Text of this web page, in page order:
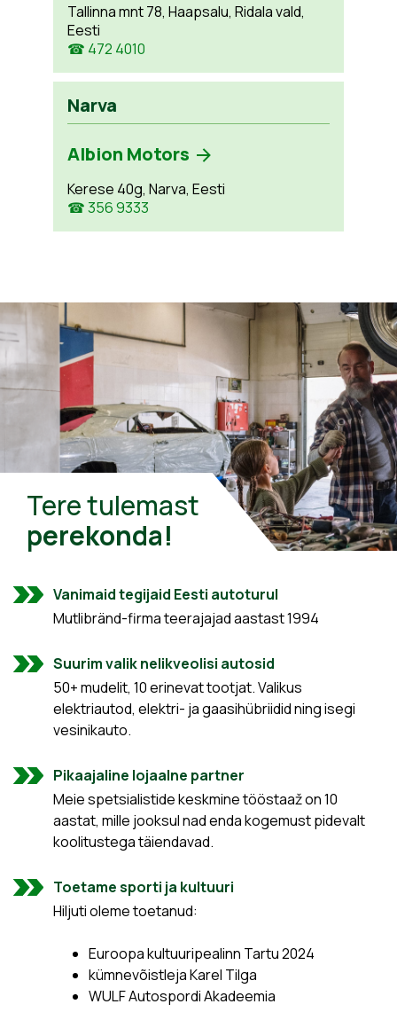
Tallinna mnt 78, Haapsalu, Ridala vald,
Eesti
☎ 472 4010
Narva
Albion Motors
Kerese 40g, Narva, Eesti
☎ 356 9333
Tere tulemast
perekonda!
Vanimaid tegijaid Eesti autoturul
Mutlibränd-firma teerajajad aastast 1994
Suurim valik nelikveolisi autosid
50+ mudelit, 10 erinevat tootjat. Valikus
elektriautod, elektri- ja gaasihübriidid ning isegi
vesinikauto.
Pikaajaline lojaalne partner
Meie spetsialistide keskmine tööstaaž on 10
aastat, mille jooksul nad enda kogemust pidevalt
koolitustega täiendavad.
Toetame sporti ja kultuuri
Hiljuti oleme toetanud:
Euroopa kultuuripealinn Tartu 2024
kümnevõistleja Karel Tilga
WULF Autospordi Akadeemia